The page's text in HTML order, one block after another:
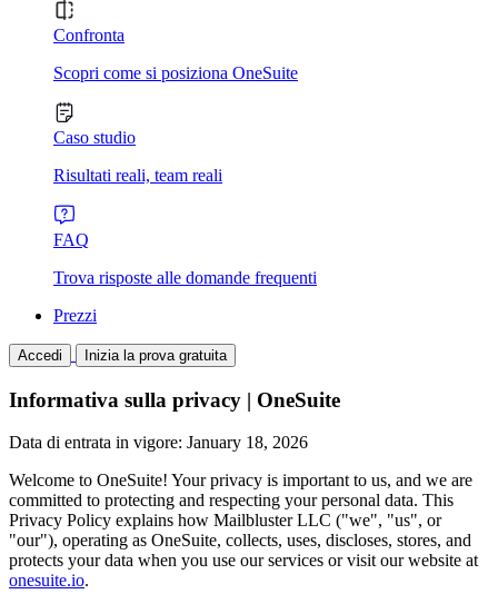
Confronta
Scopri come si posiziona OneSuite
Caso studio
Risultati reali, team reali
FAQ
Trova risposte alle domande frequenti
Prezzi
Accedi Inizia la prova gratuita
Informativa sulla privacy | OneSuite
Data di entrata in vigore: January 18, 2026
Welcome to OneSuite! Your privacy is important to us, and we are
committed to protecting and respecting your personal data. This
Privacy Policy explains how Mailbluster LLC ("we", "us", or
"our"), operating as OneSuite, collects, uses, discloses, stores, and
protects your data when you use our services or visit our website at
onesuite.io.